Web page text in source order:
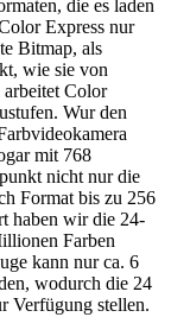
die es laden
Express nur
Bitmap, als
wie sie von
arbeitet Color
Wur den
mit 768
nicht nur die
Format bis zu 256
haben wir die 24-
Farben
kann nur ca. 6
wodurch die 24
Verfügung stellen.